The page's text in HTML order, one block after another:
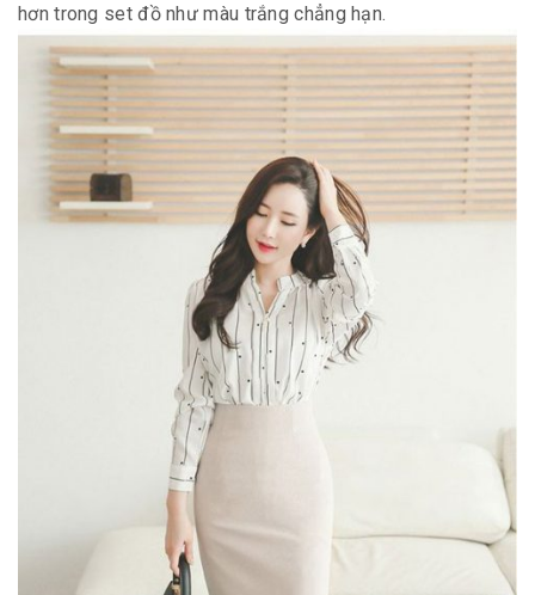
hơn trong set đồ như màu trắng chẳng hạn.